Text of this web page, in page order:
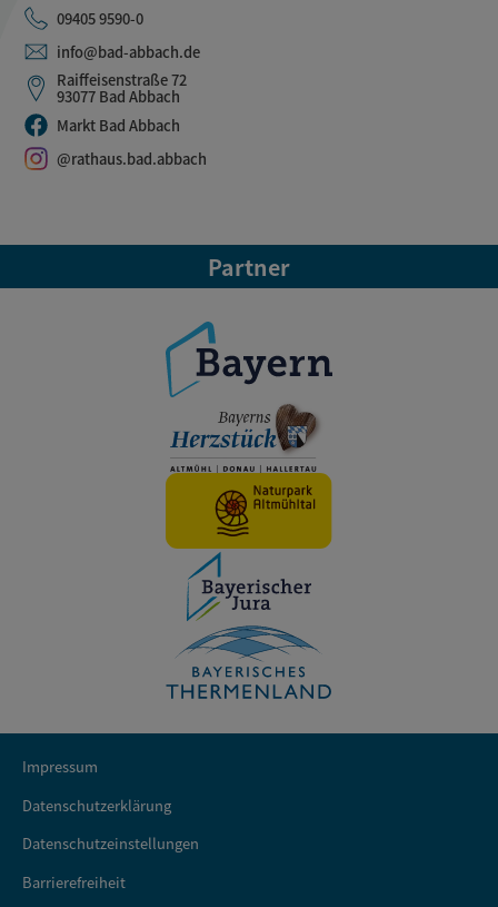
09405 9590-0
info@bad-abbach.de
Raiffeisenstraße 72
93077 Bad Abbach
Markt Bad Abbach
@rathaus.bad.abbach
Partner
Impressum
Datenschutzerklärung
Datenschutzeinstellungen
Barrierefreiheit